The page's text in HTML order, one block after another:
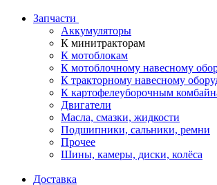
Запчасти
Аккумуляторы
К минитракторам
К мотоблокам
К мотоблочному навесному
К тракторному навесному
К картофелеуборочным
Двигатели
Масла, смазки, жидкости
Подшипники, сальники, ремни
Прочее
Шины, камеры, диски, колёса
Доставка